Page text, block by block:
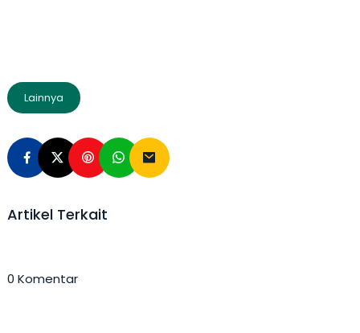
Lainnya
Artikel Terkait
0 Komentar